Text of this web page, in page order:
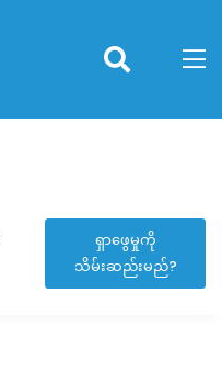
ရှာဖွေမှုကို
သိမ်းဆည်းမည်?